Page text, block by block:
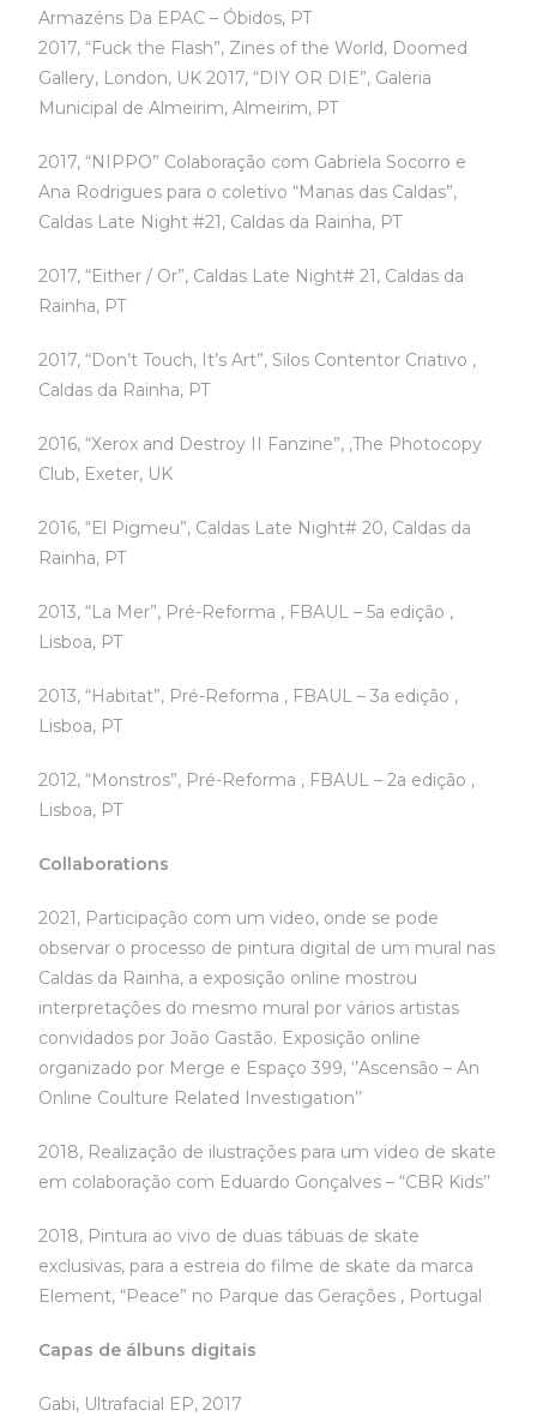
Armazéns Da EPAC – Óbidos, PT
2017, “Fuck the Flash”, Zines of the World, Doomed
Gallery, London, UK 2017, “DIY OR DIE”, Galeria
Municipal de Almeirim, Almeirim, PT
2017, “NIPPO” Colaboração com Gabriela Socorro e
Ana Rodrigues para o coletivo “Manas das Caldas”,
Caldas Late Night #21, Caldas da Rainha, PT
2017, “Either / Or”, Caldas Late Night# 21, Caldas da
Rainha, PT
2017, “Don’t Touch, It’s Art”, Silos Contentor Criativo ,
Caldas da Rainha, PT
2016, “Xerox and Destroy II Fanzine”, ,The Photocopy
Club, Exeter, UK
2016, “El Pigmeu”, Caldas Late Night# 20, Caldas da
Rainha, PT
2013, “La Mer”, Pré-Reforma , FBAUL – 5a edição ,
Lisboa, PT
2013, “Habitat”, Pré-Reforma , FBAUL – 3a edição ,
Lisboa, PT
2012, “Monstros”, Pré-Reforma , FBAUL – 2a edição ,
Lisboa, PT
Collaborations
2021, Participação com um video, onde se pode
observar o processo de pintura digital de um mural nas
Caldas da Rainha, a exposição online mostrou
interpretações do mesmo mural por vários artistas
convidados por João Gastão. Exposição online
organizado por Merge e Espaço 399, ‘’Ascensão – An
Online Coulture Related Investigation’’
2018, Realização de ilustrações para um video de skate
em colaboração com Eduardo Gonçalves – “CBR Kids’’
2018, Pintura ao vivo de duas tábuas de skate
exclusivas, para a estreia do filme de skate da marca
Element, “Peace” no Parque das Gerações , Portugal
Capas de álbuns digitais
Gabi, Ultrafacial EP, 2017